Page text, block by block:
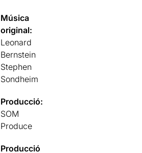
Música
original:
Leonard
Bernstein
Stephen
Sondheim
Producció:
SOM
Produce
Producció